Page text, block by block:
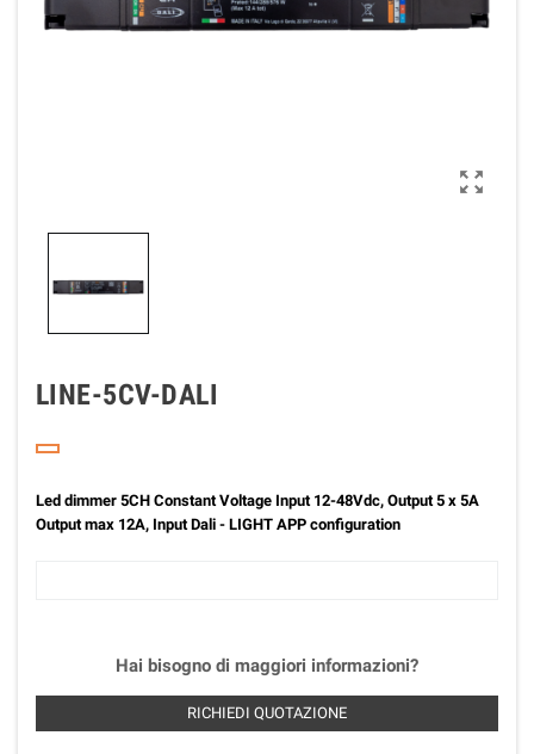

LINE-5CV-DALI
Led dimmer 5CH Constant Voltage Input 12-48Vdc, Output 5 x 5A
Output max 12A, Input Dali - LIGHT APP configuration
Hai bisogno di maggiori informazioni?
RICHIEDI QUOTAZIONE